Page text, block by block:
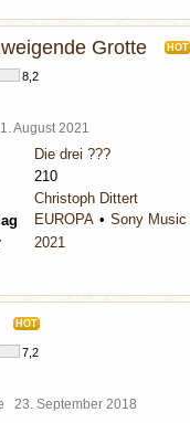
Grotte HOT
8,2
August 2021
Die drei ???
210
Christoph Dittert
EUROPA
Sony Music
2021
HOT
7,2
23. September 2018